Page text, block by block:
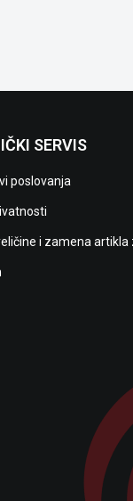
SERVIS
poslovanja
i zamena artikla